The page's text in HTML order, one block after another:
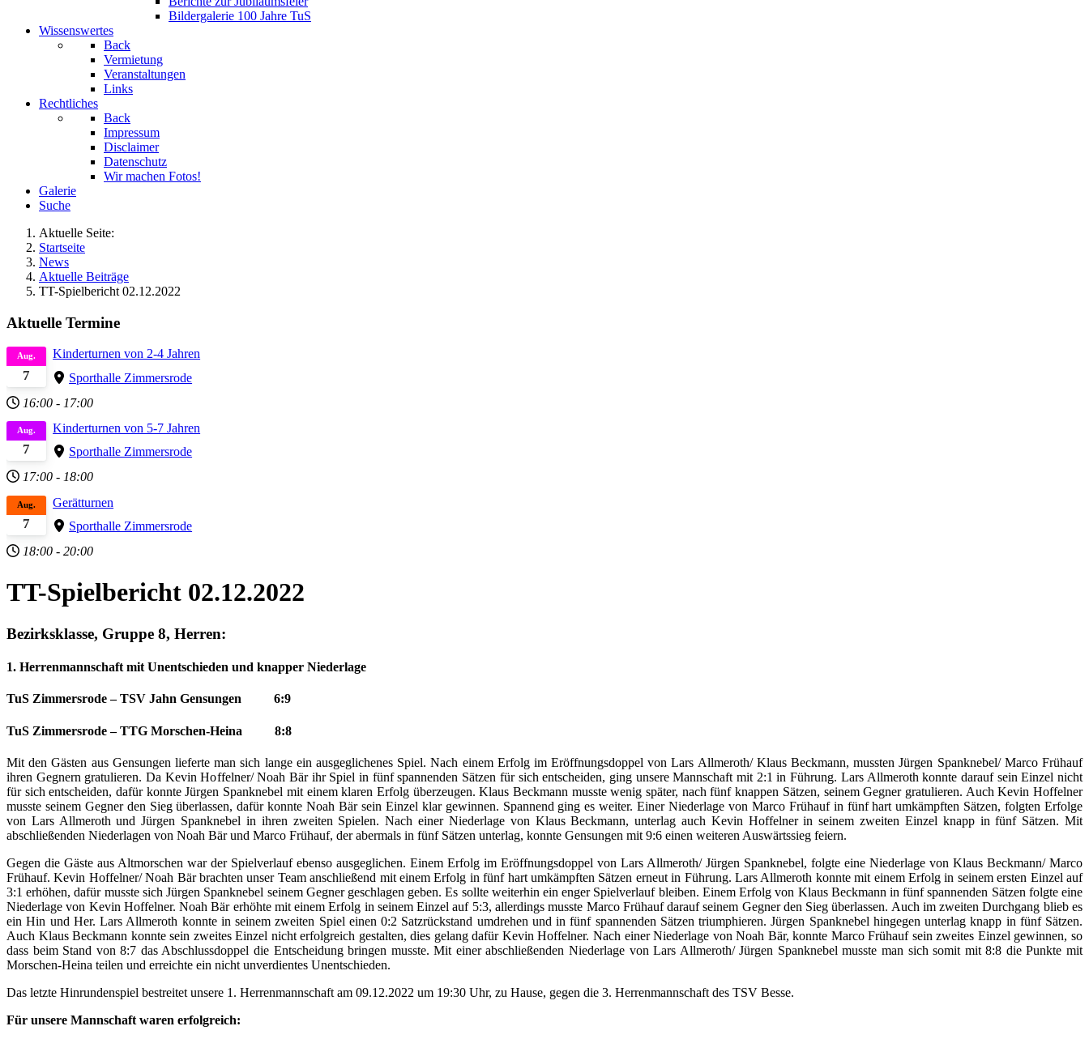
Bildergalerie 100 Jahre TuS
Wissenswertes
Back
Vermietung
Veranstaltungen
Links
Rechtliches
Back
Impressum
Disclaimer
Datenschutz
Wir machen Fotos!
Galerie
Suche
Aktuelle Seite:
Startseite
News
Aktuelle Beiträge
TT-Spielbericht 02.12.2022
Aktuelle Termine
7
Aug.
Kinderturnen von 2-4 Jahren
Sporthalle Zimmersrode
16:00 - 17:00
7
Aug.
Kinderturnen von 5-7 Jahren
Sporthalle Zimmersrode
17:00 - 18:00
7
Aug.
Gerätturnen
Sporthalle Zimmersrode
18:00 - 20:00
TT-Spielbericht 02.12.2022
Bezirksklasse, Gruppe 8, Herren:
1. Herrenmannschaft mit Unentschieden und knapper Niederlage
TuS Zimmersrode – TSV Jahn Gensungen 6:9
TuS Zimmersrode – TTG Morschen-Heina 8:8
Mit den Gästen aus Gensungen lieferte man sich lange ein ausgeglichenes Spiel. Nach einem Erfolg im Eröffnungsdoppel von Lars Allmeroth/ Klaus Beckmann, mussten Jürgen Spanknebel/ Marco Frühauf
ihren Gegnern gratulieren. Da Kevin Hoffelner/ Noah Bär ihr Spiel in fünf spannenden Sätzen für sich entscheiden, ging unsere Mannschaft mit 2:1 in Führung. Lars Allmeroth konnte darauf sein Einzel nicht
für sich entscheiden, dafür konnte Jürgen Spanknebel mit einem klaren Erfolg überzeugen. Klaus Beckmann musste wenig später, nach fünf knappen Sätzen, seinem Gegner gratulieren. Auch Kevin Hoffelner
musste seinem Gegner den Sieg überlassen, dafür konnte Noah Bär sein Einzel klar gewinnen. Spannend ging es weiter. Einer Niederlage von Marco Frühauf in fünf hart umkämpften Sätzen, folgten Erfolge
von Lars Allmeroth und Jürgen Spanknebel in ihren zweiten Spielen. Nach einer Niederlage von Klaus Beckmann, unterlag auch Kevin Hoffelner in seinem zweiten Einzel knapp in fünf Sätzen. Mit
abschließenden Niederlagen von Noah Bär und Marco Frühauf, der abermals in fünf Sätzen unterlag, konnte Gensungen mit 9:6 einen weiteren Auswärtssieg feiern.
Gegen die Gäste aus Altmorschen war der Spielverlauf ebenso ausgeglichen. Einem Erfolg im Eröffnungsdoppel von Lars Allmeroth/ Jürgen Spanknebel, folgte eine Niederlage von Klaus Beckmann/ Marco
Frühauf. Kevin Hoffelner/ Noah Bär brachten unser Team anschließend mit einem Erfolg in fünf hart umkämpften Sätzen erneut in Führung. Lars Allmeroth konnte mit einem Erfolg in seinem ersten Einzel auf
3:1 erhöhen, dafür musste sich Jürgen Spanknebel seinem Gegner geschlagen geben. Es sollte weiterhin ein enger Spielverlauf bleiben. Einem Erfolg von Klaus Beckmann in fünf spannenden Sätzen folgte eine
Niederlage von Kevin Hoffelner. Noah Bär erhöhte mit einem Erfolg in seinem Einzel auf 5:3, allerdings musste Marco Frühauf darauf seinem Gegner den Sieg überlassen. Auch im zweiten Durchgang blieb es
ein Hin und Her. Lars Allmeroth konnte in seinem zweiten Spiel einen 0:2 Satzrückstand umdrehen und in fünf spannenden Sätzen triumphieren. Jürgen Spanknebel hingegen unterlag knapp in fünf Sätzen.
Auch Klaus Beckmann konnte sein zweites Einzel nicht erfolgreich gestalten, dies gelang dafür Kevin Hoffelner. Nach einer Niederlage von Noah Bär, konnte Marco Frühauf sein zweites Einzel gewinnen, so
dass beim Stand von 8:7 das Abschlussdoppel die Entscheidung bringen musste. Mit einer abschließenden Niederlage von Lars Allmeroth/ Jürgen Spanknebel musste man sich somit mit 8:8 die Punkte mit
Morschen-Heina teilen und erreichte ein nicht unverdientes Unentschieden.
Das letzte Hinrundenspiel bestreitet unsere 1. Herrenmannschaft am 09.12.2022 um 19:30 Uhr, zu Hause, gegen die 3. Herrenmannschaft des TSV Besse.
Für unsere Mannschaft waren erfolgreich: